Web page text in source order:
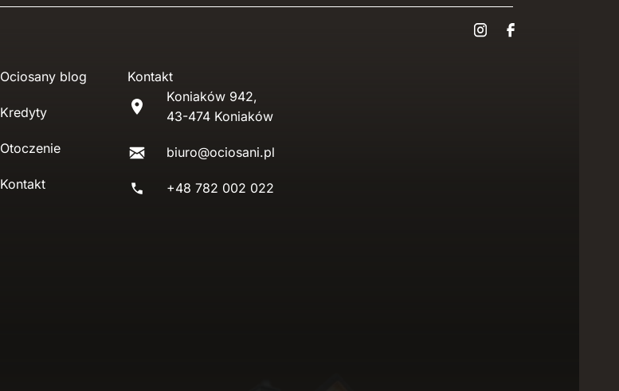
Ociosany blog
Kredyty
Otoczenie
Kontakt
Kontakt
Koniaków 942,
43-474 Koniaków
biuro@ociosani.pl
+48 782 002 022